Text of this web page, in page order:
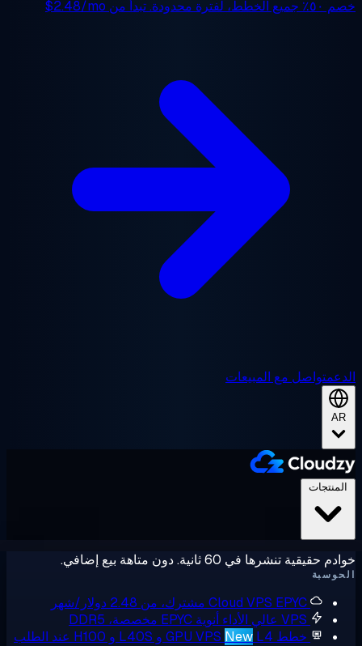
٥٠٪ جميع الخطط، لفترة محدودة. تبدأ من $2.48/mo
تواصل مع المبيعات
تنشرها في 60 ثانية. دون متاهة بيع إضافي.
Cloud VPSEPYC مشترك، من 2.48 دولار/شهر
VPS عالي الأداء
أنوية EPYC مخصصة، DDR5
خطط GPU VPS
New L4 و L40S و H100 عند الطلب